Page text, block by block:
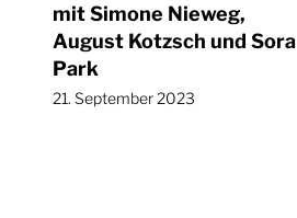
mit Simone Nieweg,
August Kotzsch und Sora
Park
21. September 2023